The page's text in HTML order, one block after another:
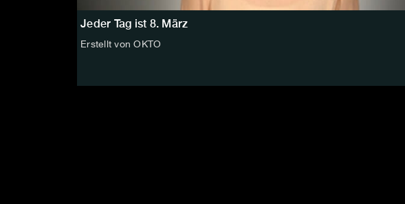
Jeder Tag ist 8. März
Erstellt von OKTO